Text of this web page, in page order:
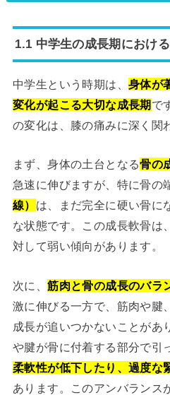
1.1 中学生の成長期におけ
中学生という時期は、身体が
変化が起こる大切な成長期で
の変化は、膝の痛みに深く関
まず、身体の土台となる骨の
急速に伸びますが、特に骨の
線） は、まだ完全に硬い骨に
な状態です。この成長軟骨は
対して弱い傾向があります。
次に、筋肉と骨の成長のバラ
激に伸びる一方で、筋肉や腱
成長が追いつかないことがあ
や腱が骨に付着する部分で引
柔軟性が低下したり、過度な
あります。このアンバランス